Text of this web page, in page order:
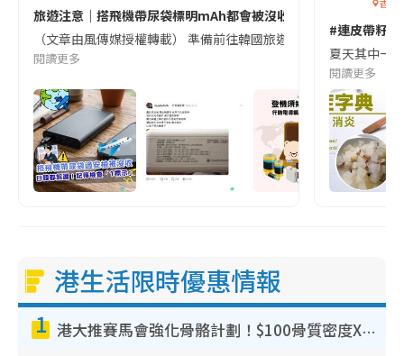
旅遊注意｜搭飛機帶尿袋標明mAh都會被沒收😱出發前切記檢查
（文章由風傳媒授權轉載） 準備前往韓國旅遊的民眾，近期要
閱讀更多
#連皮帶籽
夏天其中一
閱讀更多
港生活限時優惠情報
1 港大推賽馬會強化骨骼計劃！$100骨質密度X光檢查 完成免費運動訓練送超市禮券！附參加資格